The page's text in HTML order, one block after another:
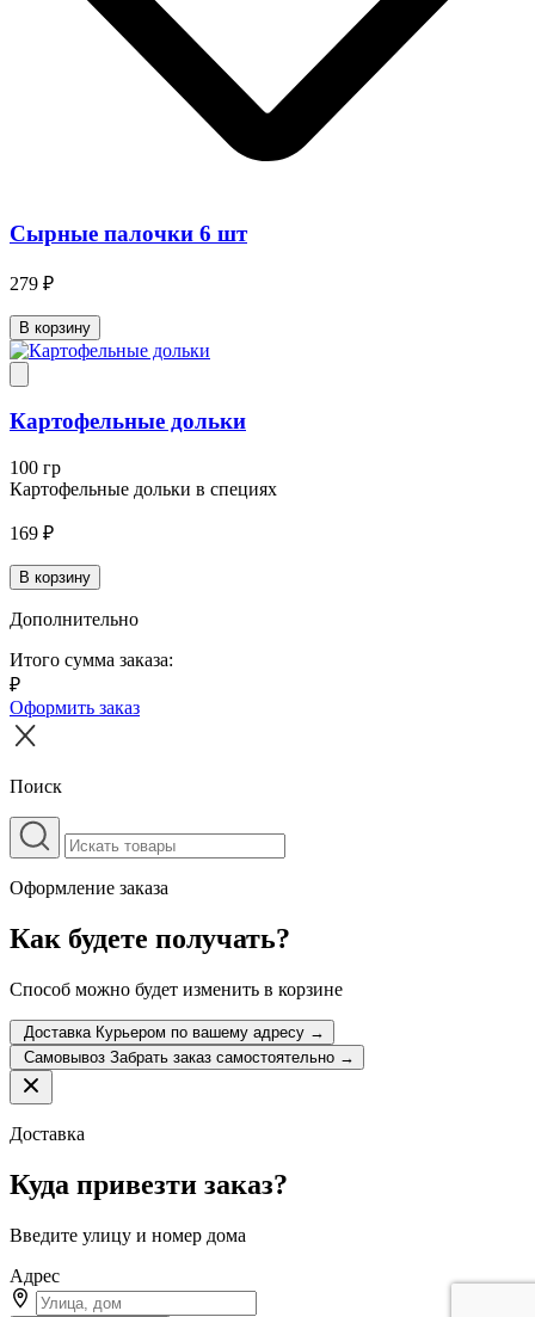
Сырные палочки 6 шт
279 ₽
В корзину
Картофельные дольки
100 гр
Картофельные дольки в специях
169 ₽
В корзину
Дополнительно
Итого сумма заказа:
₽
Оформить заказ
Поиск
Оформление заказа
Как будете получать?
Способ можно будет изменить в корзине
Доставка Курьером по вашему адресу →
Самовывоз Забрать заказ самостоятельно →
Доставка
Куда привезти заказ?
Введите улицу и номер дома
Адрес